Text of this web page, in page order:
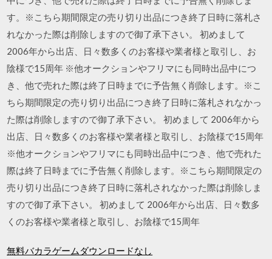
す。※こちら期間限定の売り切り出品につき終了日時に落札さ
れなかった際は削除しますので御了承下さい。 初めまして
2006年から出店、日々数多くのお客様や業者様と取引し、お
陰様で15周年 ※他オークションやフリマにも同時出品中につ
き、他で売れた際は終了日時までに予告無く削除します。※こ
ちら期間限定の売り切り出品につき終了日時に落札されなかっ
た際は削除しますので御了承下さい。 初めまして 2006年から
出店、日々数多くのお客様や業者様と取引し、お陰様で15周年
※他オークションやフリマにも同時出品中につき、他で売れた
際は終了日時までに予告無く削除します。※こちら期間限定の
売り切り出品につき終了日時に落札されなかった際は削除しま
すので御了承下さい。 初めまして 2006年から出店、日々数多
くのお客様や業者様と取引し、お陰様で15周年
無料バカラゲームダウンロードなし